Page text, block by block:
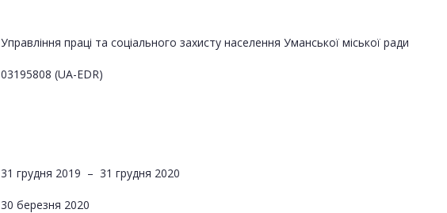
Управління праці та соціального захисту населення Уманської міської ради
03195808 (UA-EDR)
31 грудня 2019 – 31 грудня 2020
30 березня 2020